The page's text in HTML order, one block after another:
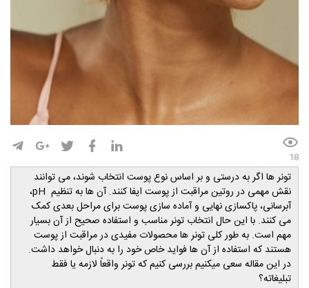
18
تونر ها اگر به درستی و بر اساس نوع پوست انتخاب شوند، می توانند
نقش مهمی در روتین مراقبت از پوست ایفا کنند. آن ها به تنظیم pH،
آبرسانی، پاکسازی نهایی و آماده سازی پوست برای مراحل بعدی کمک
می کنند. با این حال انتخاب تونر مناسب و استفاده صحیح از آن بسیار
مهم است. به طور کلی تونر ها محصولات مفیدی در مراقبت از پوست
هستند که استفاده از آن ها فواید خاص خود را به دنبال خواهد داشت.
در این مقاله سعی میکنیم بررسی کنیم که تونر واقعاً لازمه یا فقط
تبلیغاته؟